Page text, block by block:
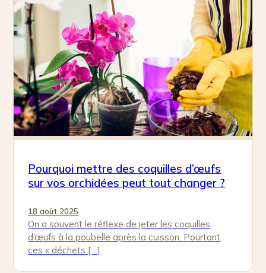
Pourquoi mettre des coquilles d’œufs
sur vos orchidées peut tout changer ?
18 août 2025
On a souvent le réflexe de jeter les coquilles
d’œufs à la poubelle après la cuisson. Pourtant,
ces « déchets […]